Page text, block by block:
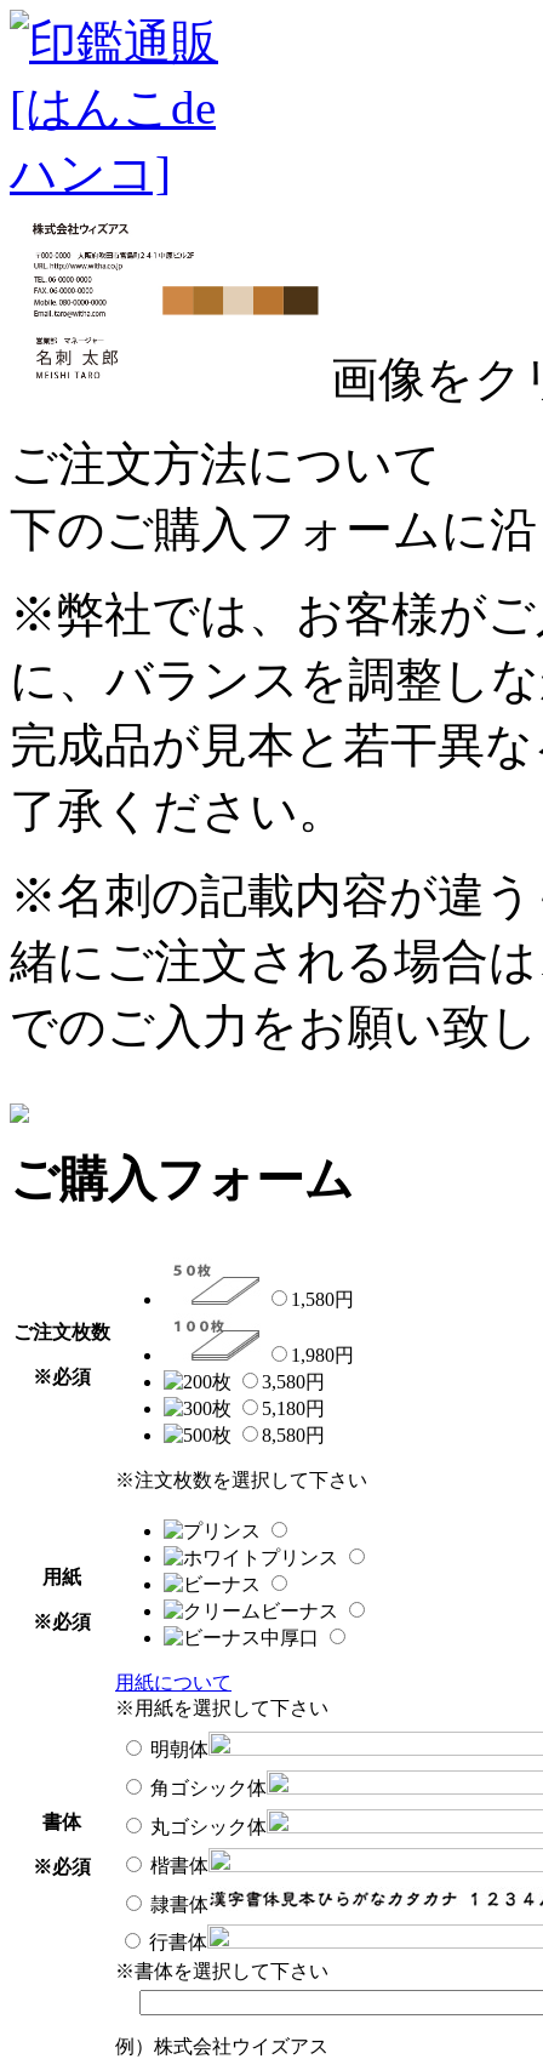
画像をク
ご注文方法について
下のご購入フォームに
※弊社では、お客様が
に、バランスを調整し
完成品が見本と若干異
了承ください。
※名刺の記載内容が違
緒にご注文される場合
でのご入力をお願い致
ご購入フォーム
ご注文枚数
※必須
1,580円
1,980円
3,580円
5,180円
8,580円
※注文枚数を選択して下さい
用紙
※必須
用紙について
※用紙を選択して下さい
書体
※必須
明朝体
角ゴシック体
丸ゴシック体
楷書体
隷書体
行書体
※書体を選択して下さい
例）株式会社ウイズアス